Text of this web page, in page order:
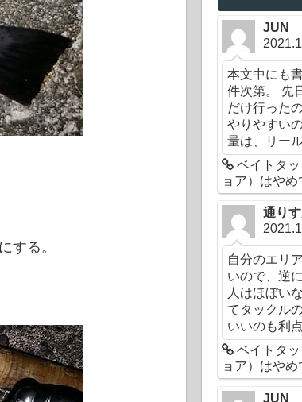
する。
JUN
本文中にも
件次第。 先
だけ行った
やりやすい
量は、リー
ベイトタ
ョア）はやめ
通り
自分のエリ
いので、逆
人はほぼい
てタックル
いいのも利
ベイトタ
ョア）はやめ
JUN